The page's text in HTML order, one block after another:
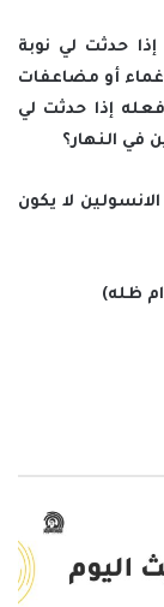
حدثت لي نوبة
أو مضاعفات
إذا حدثت لي
في النهار؟
لا يكون
ظله)